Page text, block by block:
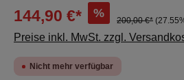
144,90 €* %
200,00 €*
Preise inkl. MwSt. zzgl.
Nicht mehr verfügbar